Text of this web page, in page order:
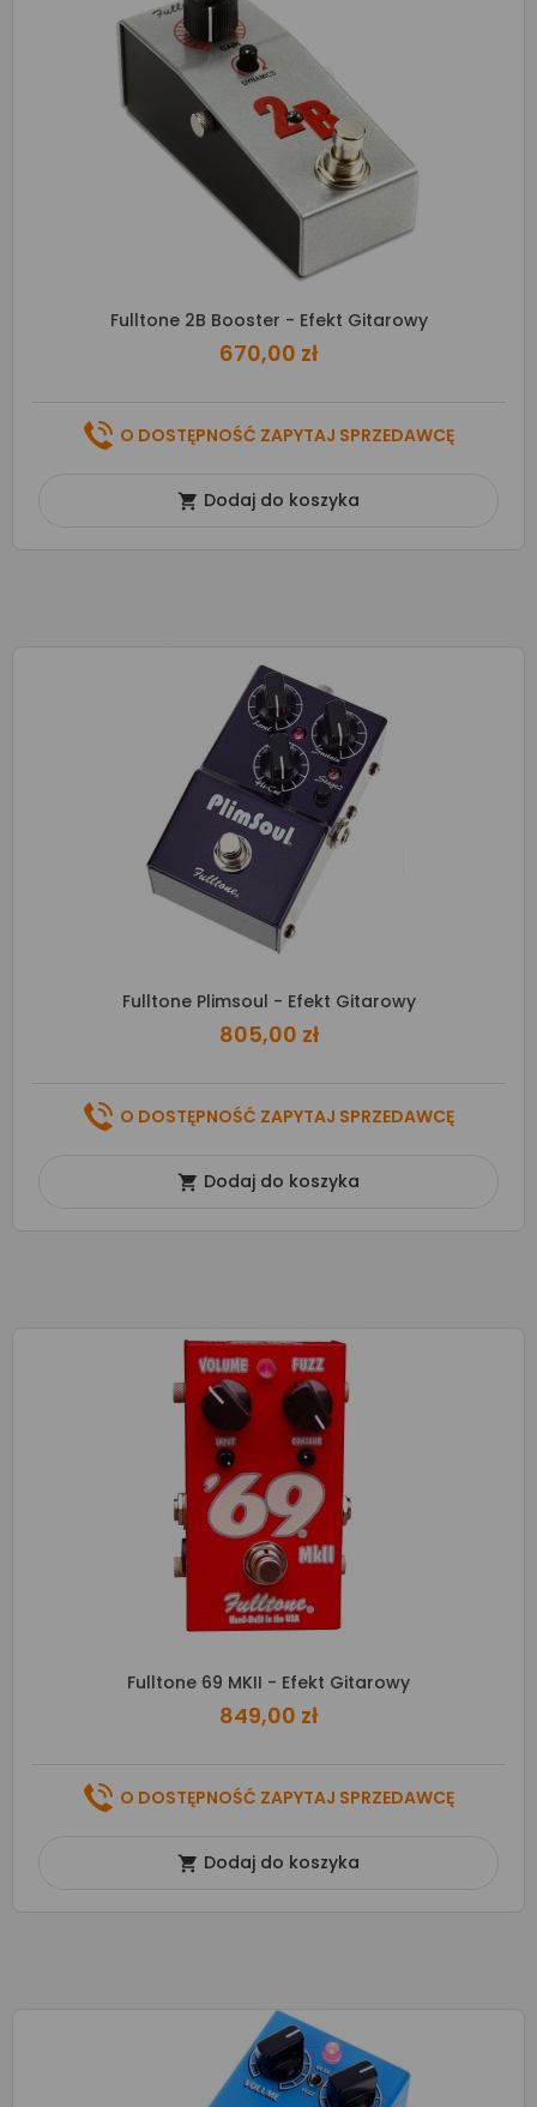
Fulltone 2B Booster - Efekt Gitarowy
670,00 zł
O DOSTĘPNOŚĆ ZAPYTAJ SPRZEDAWCĘ
 Dodaj do koszyka
Fulltone Plimsoul - Efekt Gitarowy
805,00 zł
O DOSTĘPNOŚĆ ZAPYTAJ SPRZEDAWCĘ
 Dodaj do koszyka
Fulltone 69 MKII - Efekt Gitarowy
849,00 zł
O DOSTĘPNOŚĆ ZAPYTAJ SPRZEDAWCĘ
 Dodaj do koszyka